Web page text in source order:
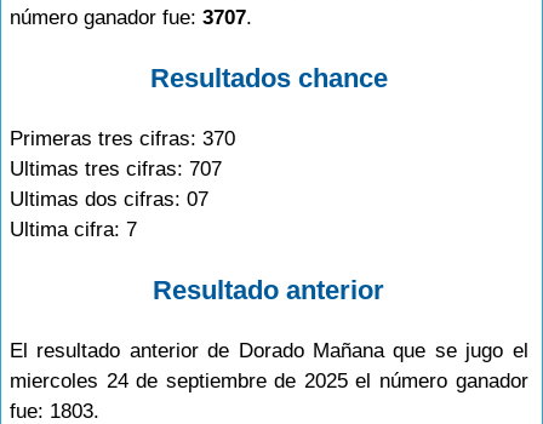
número ganador fue: 3707.
Resultados chance
Primeras tres cifras: 370
Ultimas tres cifras: 707
Ultimas dos cifras: 07
Ultima cifra: 7
Resultado anterior
El resultado anterior de Dorado Mañana que se jugo el
miercoles 24 de septiembre de 2025 el número ganador
fue: 1803.